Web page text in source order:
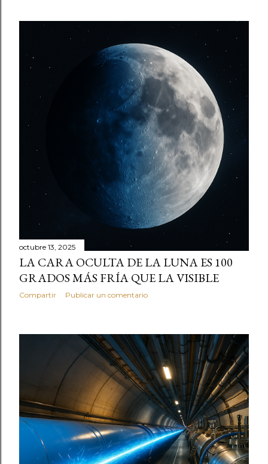
octubre 13, 2025
LA CARA OCULTA DE LA LUNA ES 100
GRADOS MÁS FRÍA QUE LA VISIBLE
Compartir Publicar un comentario